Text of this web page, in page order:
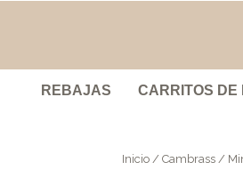
REBAJAS CARRITOS DE
Inicio / Cambrass /